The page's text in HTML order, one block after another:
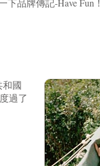
下品牌傳記-Have Fun！
和國
過了